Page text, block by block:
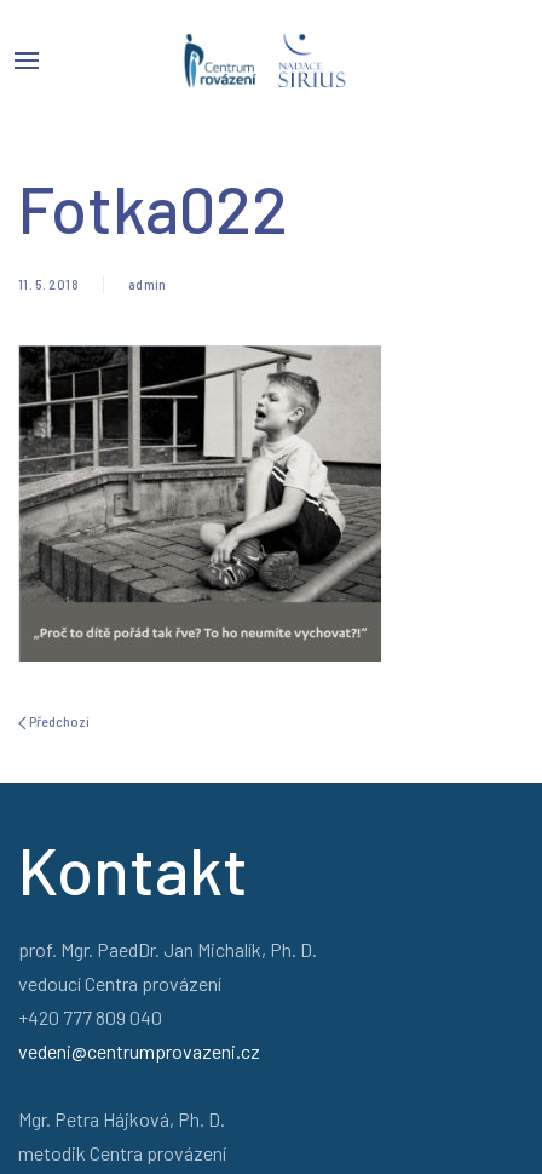
Fotka022
11. 5. 2018 admin
Předchozí
Kontakt
prof. Mgr. PaedDr. Jan Michalík, Ph. D.
vedoucí Centra provázení
+420 777 809 040
vedeni@centrumprovazeni.cz
Mgr. Petra Hájková, Ph. D.
metodik Centra provázení